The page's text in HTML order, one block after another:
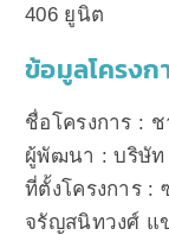
406 ยูนิต
ข้อมูลโครงก
ชื่อโครงการ :
ผู้พัฒนา : บริษัท
ที่ตั้งโครงการ :
จรัญสนิทวงศ์ แ